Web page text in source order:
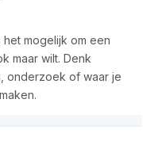
mogelijk om een
maar wilt. Denk
onderzoek of waar je